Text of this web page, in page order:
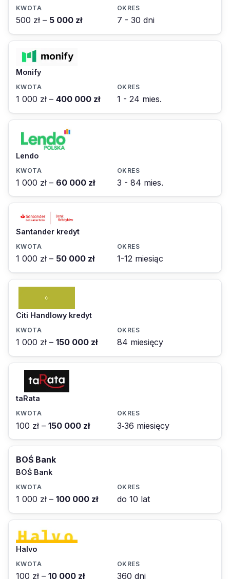
500 zł – 5 000 zł 7 - 30 dni
Monify
1 000 zł – 400 000 zł 1 - 24 mies.
Lendo
1 000 zł – 60 000 zł 3 - 84 mies.
Santander kredyt
1 000 zł – 50 000 zł 1-12 miesiąc
Citi Handlowy kredyt
1 000 zł – 150 000 zł 84 miesięcy
taRata
100 zł – 150 000 zł 3‑36 miesięcy
BOŚ Bank
BOŚ Bank
1 000 zł – 100 000 zł do 10 lat
Halvo
100 zł – 10 000 zł 360 dni